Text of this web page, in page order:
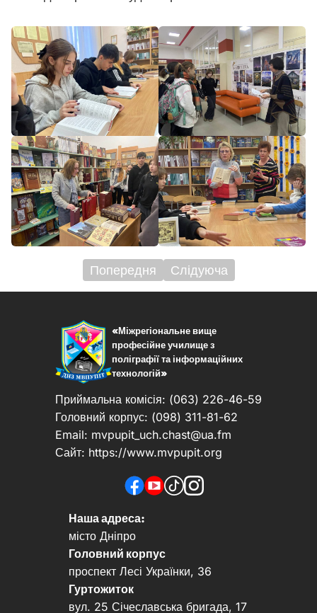
Навігація
записів
Попередня Слідуюча
«Міжрегіональне вище
професійне училище з
поліграфії та інформаційних
технологій»
Приймальна комісія: (063) 226-46-59
Головний корпус: (098) 311-81-62
Email: mvpupit_uch.chast@ua.fm
Сайт: https://www.mvpupit.org
Наша адреса:
місто Дніпро
Головний корпус
проспект Лесі Українки, 36
Гуртожиток
вул. 25 Січеславська бригада, 17